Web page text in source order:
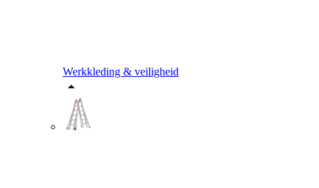
Werkkleding & veiligheid